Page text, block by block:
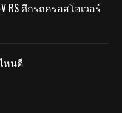
V RS ศึกรถครอสโอเวอร์
หนดี